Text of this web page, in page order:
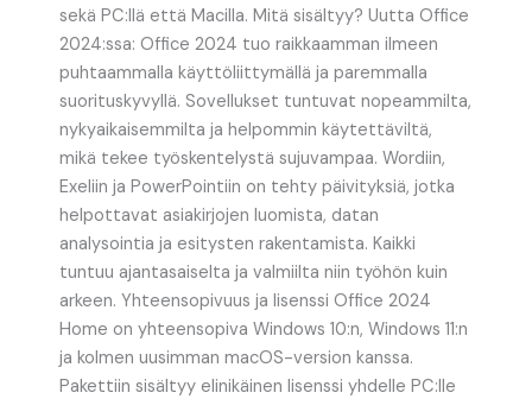
sekä PC:llä että Macilla. Mitä sisältyy? Uutta Office
2024:ssa: Office 2024 tuo raikkaamman ilmeen
puhtaammalla käyttöliittymällä ja paremmalla
suorituskyvyllä. Sovellukset tuntuvat nopeammilta,
nykyaikaisemmilta ja helpommin käytettäviltä,
mikä tekee työskentelystä sujuvampaa. Wordiin,
Exeliin ja PowerPointiin on tehty päivityksiä, jotka
helpottavat asiakirjojen luomista, datan
analysointia ja esitysten rakentamista. Kaikki
tuntuu ajantasaiselta ja valmiilta niin työhön kuin
arkeen. Yhteensopivuus ja lisenssi Office 2024
Home on yhteensopiva Windows 10:n, Windows 11:n
ja kolmen uusimman macOS-version kanssa.
Pakettiin sisältyy elinikäinen lisenssi yhdelle PC:lle